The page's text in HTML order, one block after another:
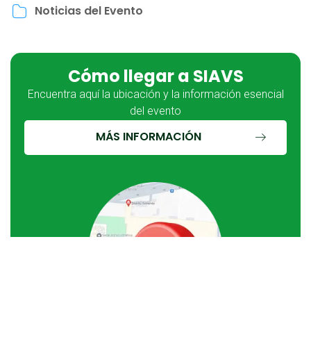
Noticias del Evento
Cómo llegar a SIAVS
Encuentra aquí la ubicación y la información esencial
del evento
MÁS INFORMACIÓN